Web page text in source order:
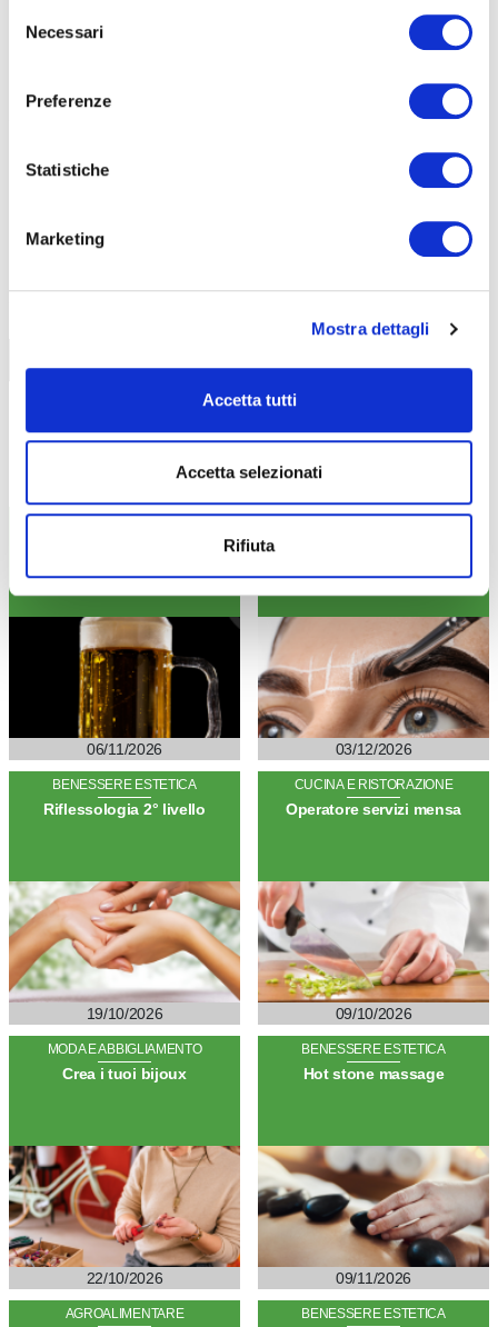
delNecessari
Preferenze
Statistiche
Marketing
Mostra dettagli
Accetta tutti
Accetta selezionati
Rifiuta
Seleziona e filtra per:
ONLINE
CORSI
AGROALIMENTARE
06/11/2026
BENESSERE ESTETICA
03/12/2026
BENESSERE ESTETICA
Riflessologia 2° livello
19/10/2026
CUCINA E RISTORAZIONE
Operatore servizi mensa
09/10/2026
MODA E ABBIGLIAMENTO
Crea i tuoi bijoux
22/10/2026
BENESSERE ESTETICA
Hot stone massage
09/11/2026
AGROALIMENTARE BENESSERE ESTETICA